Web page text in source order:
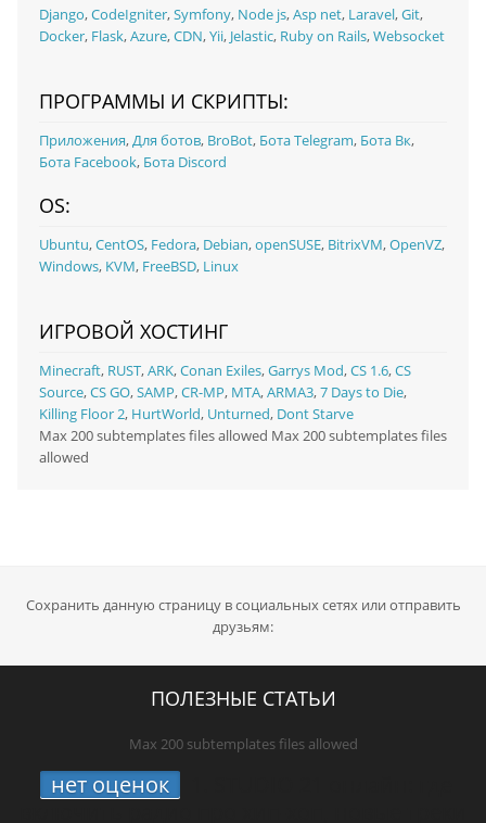
Django,CodeIgniter,Symfony, Node js,Asp net, Laravel,Git,
Docker, Flask,Azure,CDN,Yii, Jelastic, Ruby on Rails,Websocket
ПРОГРАММЫ И СКРИПТЫ:
Приложения,Для ботов, BroBot, Бота Telegram, Бота Вк,
Бота Facebook, Бота Discord
OS:
Ubuntu,CentOS, Fedora, Debian,openSUSE, BitrixVM,OpenVZ,
Windows, KVM, FreeBSD, Linux
ИГРОВОЙ ХОСТИНГ
Minecraft, RUST,ARK,Conan Exiles,Garrys Mod,CS 1.6,CS
Source,CS GO,SAMP,CR-MP, MTA,ARMA3,7 Days to Die,
Killing Floor 2, HurtWorld, Unturned, Dont Starve
Max 200 subtemplates files allowed Max 200 subtemplates files
allowed
Сохранить данную страницу в социальных сетях или отправить
друзьям:
ПОЛЕЗНЫЕ СТАТЬИ
Max 200 subtemplates files allowed
нет оценок